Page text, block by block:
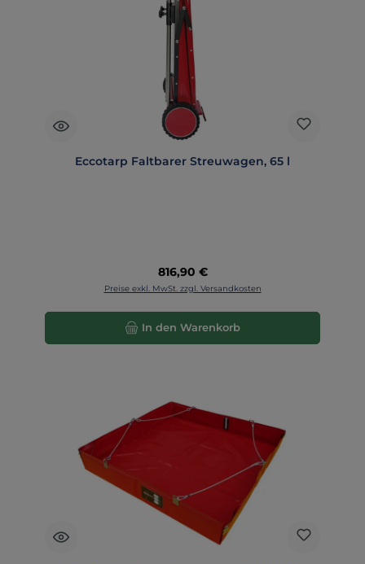
Eccotarp Faltbarer Streuwagen, 65 l
Regulärer Preis:
816,90 €
Preise exkl. MwSt. zzgl. Versandkosten
In den Warenkorb